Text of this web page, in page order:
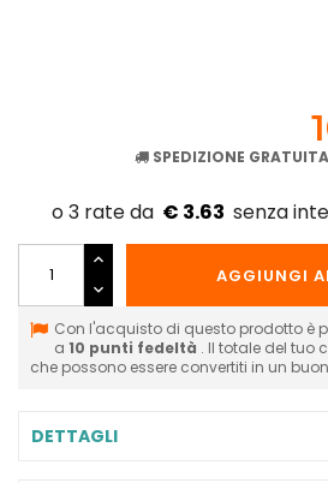
SPEDIZIONE GRATUITA
€ 3.63
AGGIUNGI
Con l'acquisto di questo prodotto è
a 10 punti fedeltà . Il totale del tuo
che possono essere convertiti in un
DETTAGLI